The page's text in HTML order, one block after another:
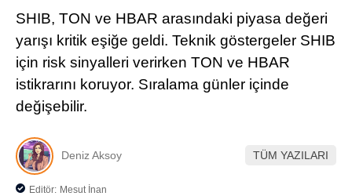
Telegram
SHIB, TON ve HBAR arasındaki piyasa değeri
yarışı kritik eşiğe geldi. Teknik göstergeler SHIB
için risk sinyalleri verirken TON ve HBAR
istikrarını koruyor. Sıralama günler içinde
değişebilir.
Deniz Aksoy TÜM YAZILARI
Editör: Mesut İnan